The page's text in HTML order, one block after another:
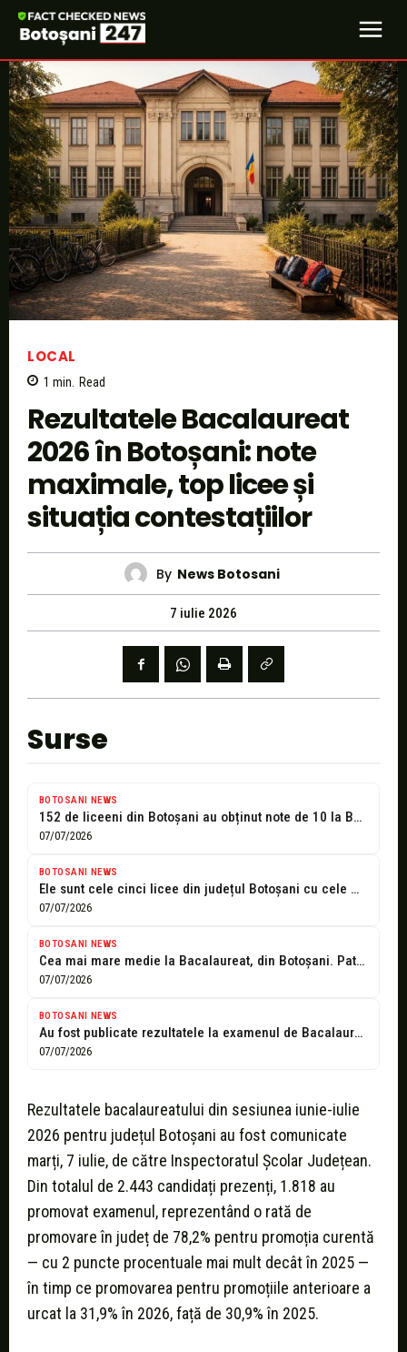
LOCAL
1 min. Read
Rezultatele Bacalaureat
2026 în Botoșani: note
maximale, top licee și
situația contestațiilor
By News Botosani
7 iulie 2026
Surse
BOTOSANI NEWS
152 de liceeni din Botoșani au obținut note de 10 la Bacalaureat
07/07/2026
BOTOSANI NEWS
Ele sunt cele cinci licee din județul Botoșani cu cele mai bune...
07/07/2026
BOTOSANI NEWS
Cea mai mare medie la Bacalaureat, din Botoșani. Patru elevi au avut...
07/07/2026
BOTOSANI NEWS
Au fost publicate rezultatele la examenul de Bacalaureat. Vezi ce note sunt...
07/07/2026
Rezultatele bacalaureatului din sesiunea iunie-iulie
2026 pentru județul Botoșani au fost comunicate
marți, 7 iulie, de către Inspectoratul Școlar Județean.
Din totalul de 2.443 candidați prezenți, 1.818 au
promovat examenul, reprezentând o rată de
promovare în județ de 78,2% pentru promoția curentă
— cu 2 puncte procentuale mai mult decât în 2025 —
în timp ce promovarea pentru promoțiile anterioare a
urcat la 31,9% în 2026, față de 30,9% în 2025.